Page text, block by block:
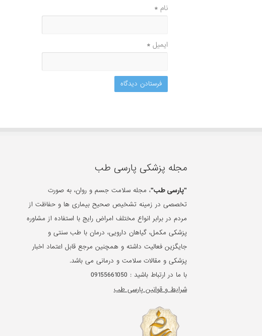
نام *
ایمیل *
مجله پزشکی پارسی طب
"پارسی طب"، مجله سلامت جسم و روان، به صورت
تخصصی در زمینه تشخیص صحیح بیماری ها و حفاظت از
مردم در برابر انواع مختلف امراض رایج با استفاده از مشاوره
پزشکی مکمل، گیاهان دارویی، درمان با طب سنتی و
جایگزین فعالیت داشته و همچنین مرجع قابل اعتماد اخبار
پزشکی و مقالات سلامت و درمانی می باشد.
با ما در ارتباط باشید : 09155661050
شرایط و قوانین پارسی طب